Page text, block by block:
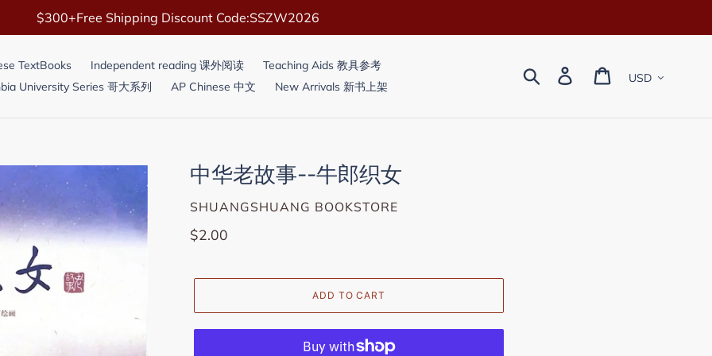
$300+Free Shipping Discount Code:SSZW2026
TextBooks Independent reading 课外阅读
Teaching Aids 教具参考
University Series 哥大系列
AP Chinese 中文 New Arrivals 新书上架
Search Log in Cart
中华老故事--牛郎织女
VENDOR
SHUANGSHUANG BOOKSTORE
Regular
$2.00
ADD TO CART